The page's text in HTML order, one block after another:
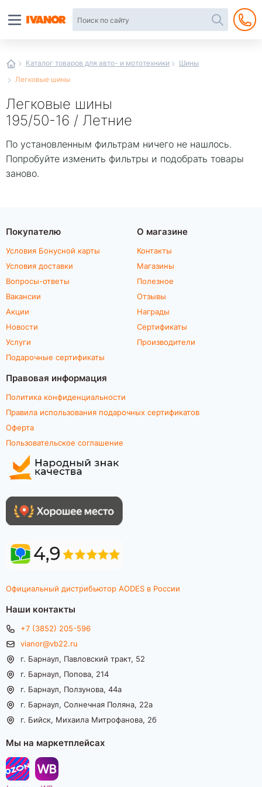
Каталог товаров для авто- и мототехники
Шины
Легковые шины
Легковые шины
195/50-16 / Летние
По установленным фильтрам ничего не нашлось.
Попробуйте изменить фильтры и подобрать товары
заново.
Покупателю
Условия Бонусной карты
Условия доставки
Вопросы-ответы
Вакансии
Акции
Новости
Услуги
Подарочные сертификаты
О магазине
Контакты
Магазины
Полезное
Отзывы
Награды
Сертификаты
Производители
Правовая информация
Политика конфиденциальности
Правила использования подарочных сертификатов
Оферта
Пользовательское соглашение
Официальный дистрибьютор AODES в России
Наши контакты
+7 (3852) 205-596
vianor@vb22.ru
г. Барнаул, Павловский тракт, 52
г. Барнаул, Попова, 214
г. Барнаул, Ползунова, 44а
г. Барнаул, Солнечная Поляна, 22а
г. Бийск, Михаила Митрофанова, 2б
Мы на маркетплейсах
интернет-